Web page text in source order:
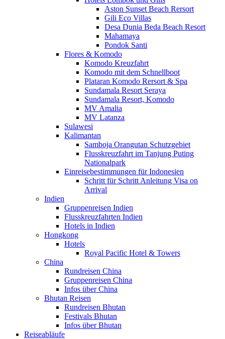
Aston Sunset Beach Rersort
Gili Eco Villas
Desa Dunia Beda Beach Resort
Mahamaya
Pondok Santi
Flores & Komodo
Komodo Kreuzfahrt
Komodo mit dem Schnellboot
Plataran Komodo Rersort & Spa
Sundamala Resort Seraya
Sundamala Resort, Komodo
MV Amalia
MV Latanza
Sulawesi
Kalimantan
Samboja Orangutan Schutzgebiet
Flusskreuzfahrt im Tanjung Puting
Nationalpark
Einreisebestimmungen für Indonesien
Schritt für Schritt Anleitung Visa on
Arrival
Indien
Gruppenreisen Indien
Flusskreuzfahrten Indien
Hotels in Indien
Hongkong
Hotels
Royal Pacific Hotel & Towers
China
Rundreisen China
Gruppenreisen China
Infos über China
Bhutan Reisen
Rundreisen Bhutan
Festivals Bhutan
Infos über Bhutan
Reiseabläufe